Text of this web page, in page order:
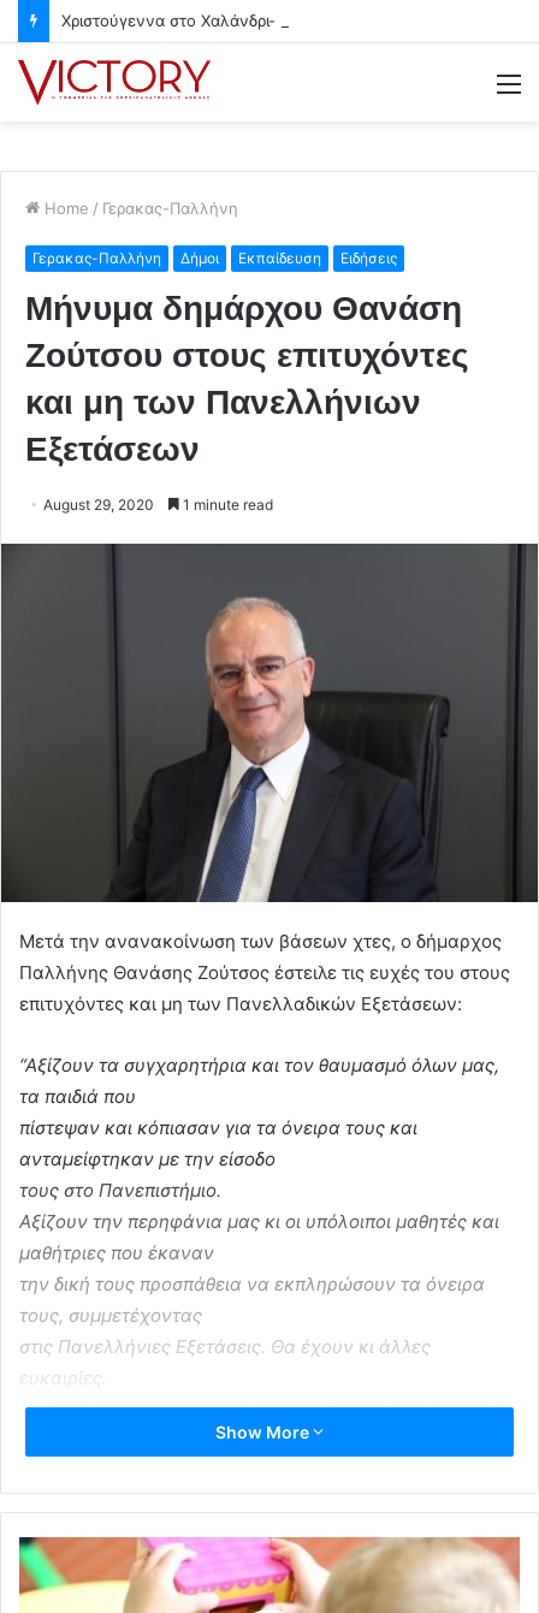
Home / Γερακας-Παλλήνη
Γερακας-Παλλήνη Δήμοι Εκπαίδευση Ειδήσεις
Μήνυμα δημάρχου Θανάση
Ζούτσου στους επιτυχόντες
και μη των Πανελλήνιων
Εξετάσεων
August 29, 2020 1 minute read
Μετά την ανανακοίνωση των βάσεων χτες, ο δήμαρχος
Παλλήνης Θανάσης Ζούτσος έστειλε τις ευχές του στους
επιτυχόντες και μη των Πανελλαδικών Εξετάσεων:
“Αξίζουν τα συγχαρητήρια και τον θαυμασμό όλων μας,
τα παιδιά που
πίστεψαν και κόπιασαν για τα όνειρα τους και
ανταμείφτηκαν με την είσοδο
τους στο Πανεπιστήμιο.
Αξίζουν την περηφάνια μας κι οι υπόλοιποι μαθητές και
μαθήτριες που έκαναν
την δική τους προσπάθεια να εκπληρώσουν τα όνειρα
τους, συμμετέχοντας
στις Πανελλήνιες Εξετάσεις. Θα έχουν κι άλλες
ευκαιρίες.
Αξίζουν συγχαρητήρια και οι εκπαιδευτικοί και οι γονείς
την προσπάθεια των μαθητών.
Εύχομαι σε όλους και σε όλες καλή συνέχεια και να μη
ξεχάσετε ότι το
Show More